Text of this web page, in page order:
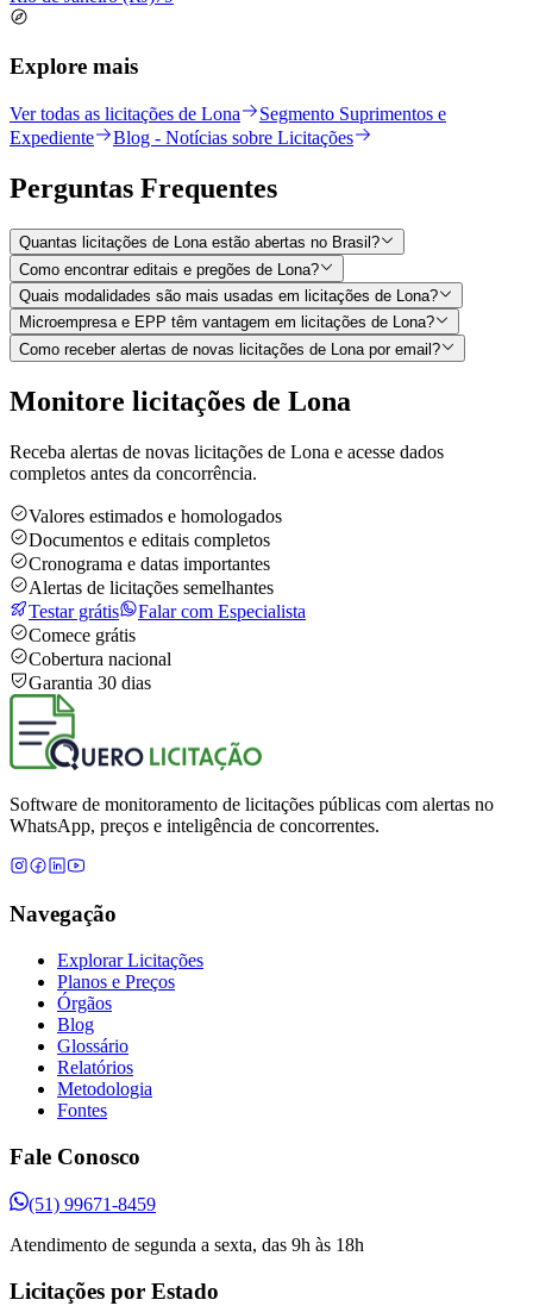
Explore mais
Ver todas as licitações de Lona
Segmento Suprimentos e
Expediente
Blog - Notícias sobre Licitações
Perguntas Frequentes
Quantas licitações de Lona estão abertas no Brasil?
Como encontrar editais e pregões de Lona?
Quais modalidades são mais usadas em licitações de Lona?
Microempresa e EPP têm vantagem em licitações de Lona?
Como receber alertas de novas licitações de Lona por email?
Monitore licitações de Lona
Receba alertas de novas licitações de Lona e acesse dados
completos antes da concorrência.
Valores estimados e homologados
Documentos e editais completos
Cronograma e datas importantes
Alertas de licitações semelhantes
Testar grátis
Falar com Especialista
Comece grátis
Cobertura nacional
Garantia 30 dias
Software de monitoramento de licitações públicas com alertas no
WhatsApp, preços e inteligência de concorrentes.
Navegação
Explorar Licitações
Planos e Preços
Órgãos
Blog
Glossário
Relatórios
Metodologia
Fontes
Fale Conosco
(51) 99671-8459
Atendimento de segunda a sexta, das 9h às 18h
Licitações por Estado